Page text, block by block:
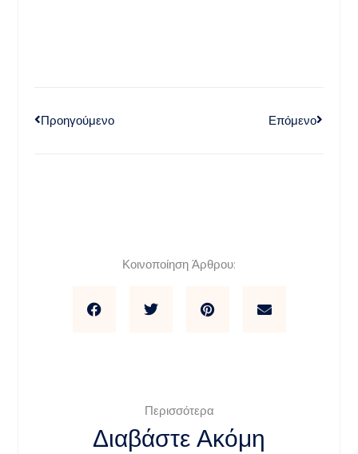
Προηγούμενο Επόμενο
Κοινοποίηση Άρθρου:
Περισσότερα
Διαβάστε Ακόμη